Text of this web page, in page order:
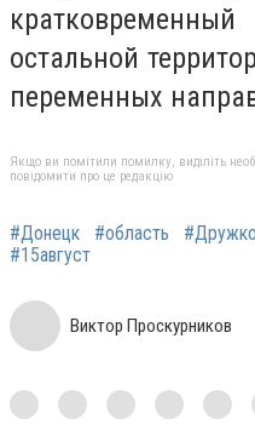
остальной
переменных
Якщо ви помітили помилку, виділіть
повідомити про це редакцію
#Донецк #область
#15август
Виктор Проскурников